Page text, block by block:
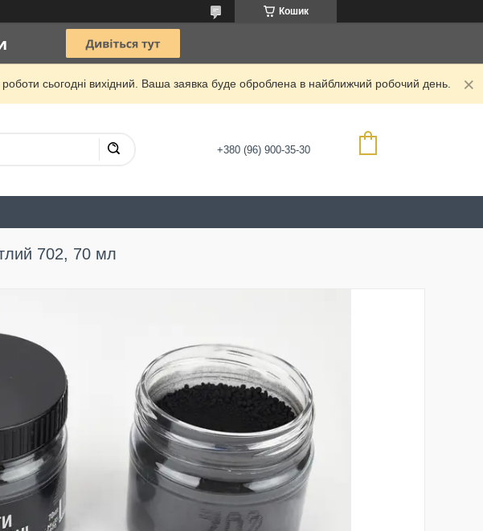
Кошик
сьогодні вихідний. Ваша заявка буде оброблена в найближчий робочий день.
+380 (96) 900-35-30
702, 70 мл